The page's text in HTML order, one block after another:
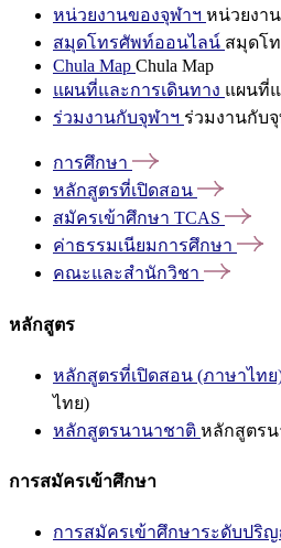
หน่วยงานของจุฬาฯ หน่วยงา
สมุดโทรศัพท์ออนไลน์ สมุดโ
Chula Map Chula Map
แผนที่และการเดินทาง แผนที่
ร่วมงานกับจุฬาฯ ร่วมงานกับ
การศึกษา
หลักสูตรที่เปิดสอน
สมัครเข้าศึกษา TCAS
ค่าธรรมเนียมการศึกษา
คณะและสำนักวิชา
หลักสูตร
หลักสูตรที่เปิดสอน (ภาษาไทย
ไทย)
หลักสูตรนานาชาติ หลักสูตร
การสมัครเข้าศึกษา
การสมัครเข้าศึกษาระดับป